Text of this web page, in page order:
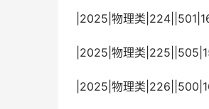
|2025|物理类
|2025|物理类
|2025|物理类